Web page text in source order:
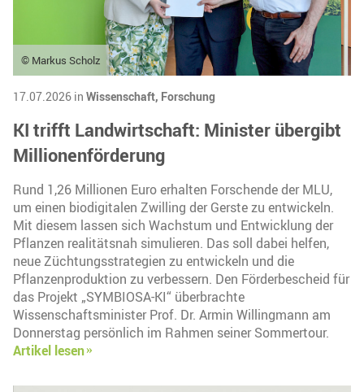
© Markus Scholz
17.07.2026 in Wissenschaft, Forschung
KI trifft Landwirtschaft: Minister übergibt
Millionenförderung
Rund 1,26 Millionen Euro erhalten Forschende der MLU,
um einen biodigitalen Zwilling der Gerste zu entwickeln.
Mit diesem lassen sich Wachstum und Entwicklung der
Pflanzen realitätsnah simulieren. Das soll dabei helfen,
neue Züchtungsstrategien zu entwickeln und die
Pflanzenproduktion zu verbessern. Den Förderbescheid für
das Projekt „SYMBIOSA-KI“ überbrachte
Wissenschaftsminister Prof. Dr. Armin Willingmann am
Donnerstag persönlich im Rahmen seiner Sommertour.
Artikel lesen